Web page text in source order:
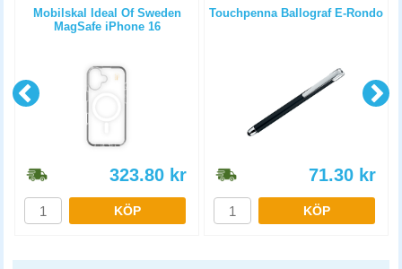
Mobilskal Ideal Of Sweden
MagSafe iPhone 16
323.80 kr
KÖP
Touchpenna Ballograf E-Rondo
71.30 kr
KÖP